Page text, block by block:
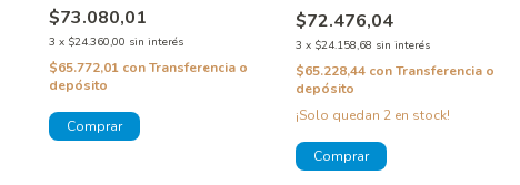
$73.080,01
3 x $24.360,00 sin interés
$65.772,01 con Transferencia o
depósito
$72.476,04
3 x $24.158,68 sin interés
$65.228,44 conTransferencia o
depósito
¡Solo quedan 2 en stock!